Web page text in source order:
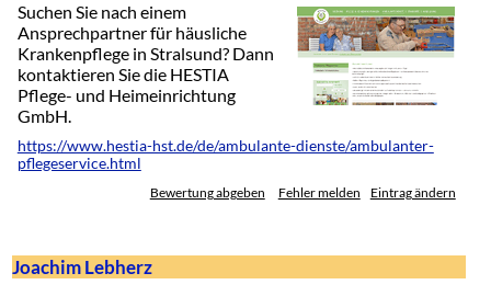
Suchen Sie nach einem
Ansprechpartner für häusliche
Krankenpflege in Stralsund? Dann
kontaktieren Sie die HESTIA
Pflege- und Heimeinrichtung
GmbH.
https://www.hestia-hst.de/de/ambulante-dienste/ambulanter-
pflegeservice.html
Bewertung abgeben Fehler melden Eintrag ändern
Joachim Lebherz